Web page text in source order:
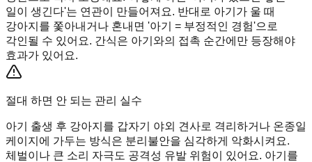
일이 생긴다'는 연관이 만들어져요. 반대로 아기가 울 때
강아지를 쫓아내거나 혼내면 '아기 = 부정적인 경험'으로
각인될 수 있어요. 간식은 아기와의 접촉 순간에만 등장해야
효과가 있어요.
절대 하면 안 되는 관리 실수
아기 출생 후 강아지를 갑자기 야외 견사로 격리하거나 온종일
케이지에 가두는 방식은 분리불안을 심각하게 악화시켜요.
체벌이나 큰 소리 자극도 공격성 유발 위험이 있어요. 아기를